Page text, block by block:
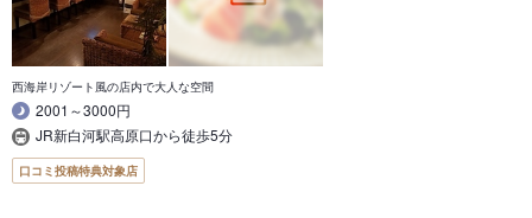
西海岸リゾート風の店内で大人な空間
2001～3000円
JR新白河駅高原口から徒歩5分
口コミ投稿特典対象店